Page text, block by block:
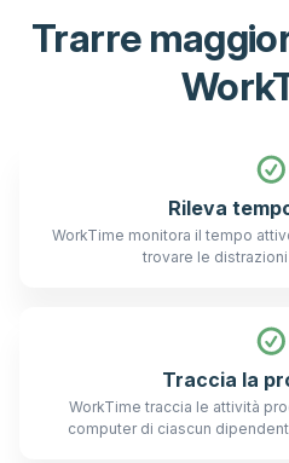
Trarre
Rileva
WorkTime monitora il tempo
trovare le
Traccia la
WorkTime traccia le attività
computer di ciascun